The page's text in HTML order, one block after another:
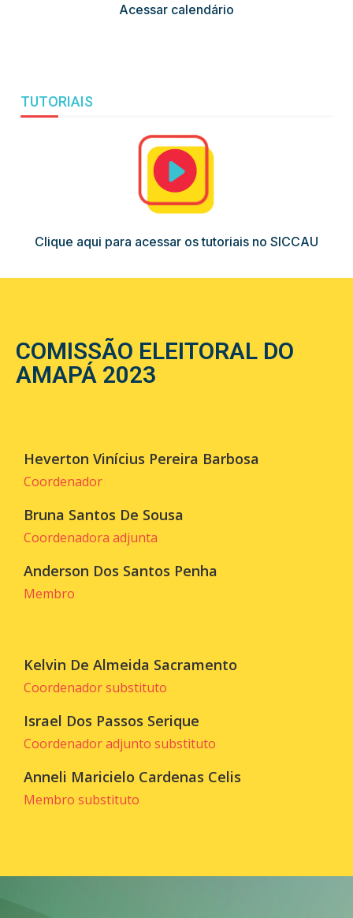
Acessar calendário
TUTORIAIS
Clique aqui para acessar os tutoriais no SICCAU
COMISSÃO ELEITORAL DO
AMAPÁ 2023
Heverton Vinícius Pereira Barbosa
Coordenador
Bruna Santos De Sousa
Coordenadora adjunta
Anderson Dos Santos Penha
Membro
Kelvin De Almeida Sacramento
Coordenador substituto
Israel Dos Passos Serique
Coordenador adjunto substituto
Anneli Maricielo Cardenas Celis
Membro substituto